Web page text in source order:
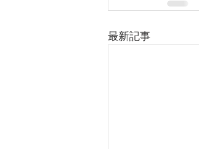
最新記事